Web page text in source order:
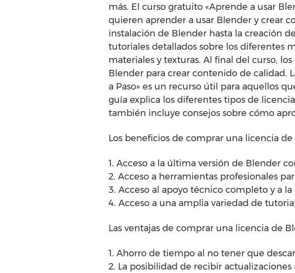
más. El curso gratuito «Aprende a usar
quieren aprender a usar Blender y crear
instalación de Blender hasta la creación
tutoriales detallados sobre los diferentes
materiales y texturas. Al final del curso,
Blender para crear contenido de calidad.
a Paso» es un recurso útil para aquellos
guía explica los diferentes tipos de
también incluye consejos sobre cómo
Los beneficios de comprar una licencia
1. Acceso a la última versión de Blender
2. Acceso a herramientas profesionales
3. Acceso al apoyo técnico completo y a
4. Acceso a una amplia variedad de
Las ventajas de comprar una licencia de
1. Ahorro de tiempo al no tener que
2. La posibilidad de recibir